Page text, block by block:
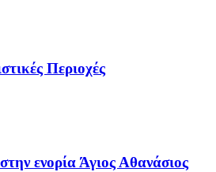
Περιοχές
ενορία Άγιος Αθανάσιος